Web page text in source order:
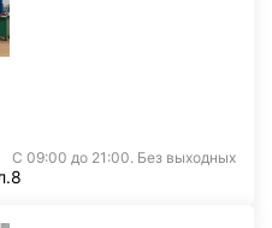
С 09:00 до 21:00. Без выходных